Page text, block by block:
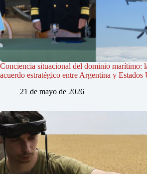
Conciencia situacional del dominio marítimo:
acuerdo estratégico entre Argentina y Estados
21 de mayo de 2026